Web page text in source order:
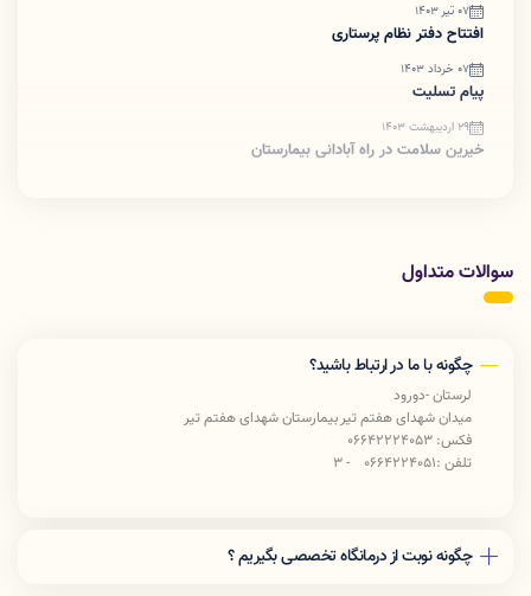
07 تیر 1403
افتتاح دفتر نظام پرستاری
07 خرداد 1403
پیام تسلیت
29 اردیبهشت 1403
خیرین سلامت در راه آبادانی بیمارستان
سوالات متداول
چگونه با ما در ارتباط باشید؟
لرستان -دورود
میدان شهدای هفتم تیر بیمارستان شهدای هفتم تیر
فکس: 06642224053
تلفن :0664224051 - 3
چگونه نوبت از درمانگاه تخصصی بگیریم ؟